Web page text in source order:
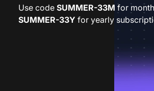
Use code SUMMER-33M for
SUMMER-33Y for yearly